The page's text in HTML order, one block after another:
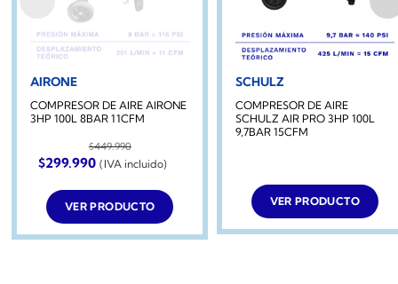
AIRONE
COMPRESOR DE AIRE AIRONE
3HP 100L 8BAR 11CFM
$449.990
El
precio
original
era:
$449.990.
$299.990El
precio
actual
es:
$299.990.
(IVA incluido)
VER PRODUCTO
SCHULZ
COMPRESOR DE AIRE
SCHULZ AIR PRO 3HP 100L
9,7BAR 15CFM
VER PRODUCTO